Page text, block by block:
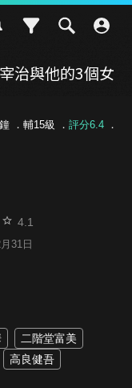
治與他的3個女
． 輔15級 ． 評分6.4．
4.1
31日
二階堂富美
高良健吾